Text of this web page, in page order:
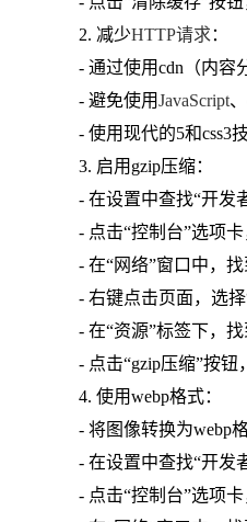
2. 减少HTTP请求 ：
- 通过使用cdn（内容
- 避免使用JavaScript
- 使用现代的5和css3
3. 启用gzip压缩：
- 在设置中查找“开发
- 点击“控制台”选项卡
- 在“网络”窗口中，
- 右键点击页面，选
- 在“资源”标签下，
- 点击“gzip压缩”按钮
4. 使用webp格式：
- 将图像转换为webp
- 在设置中查找“开发
- 点击“控制台”选项卡